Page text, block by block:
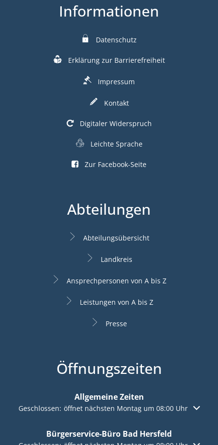
Informationen
Datenschutz
Erklärung zur Barrierefreiheit
Impressum
Kontakt
Digitaler Widerspruch
Leichte Sprache
Zur Facebook-Seite
Abteilungen
Abteilungsübersicht
Landkreis
Ansprechpersonen von A bis Z
Leistungen von A bis Z
Presse
Öffnungszeiten
Allgemeine Zeiten
Klicken, um weitere Öffnungs- oder Schließzeiten
Geschlossen: öffnet nächsten Montag um 08:00 Uhr
Bürgerservice-Büro Bad Hersfeld